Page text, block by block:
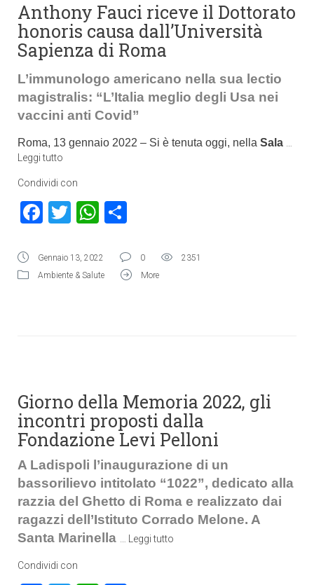
Anthony Fauci riceve il Dottorato
honoris causa dall’Università
Sapienza di Roma
L’immunologo americano nella sua lectio
magistralis: “L’Italia meglio degli Usa nei
vaccini anti Covid”
Roma, 13 gennaio 2022 – Si è tenuta oggi, nella Sala
Leggi tutto
Condividi con
Facebook
TwitterWhatsApp
Gennaio 13, 2022 0
2351
Ambiente & Salute
More
Giorno della Memoria 2022, gli
incontri proposti dalla
Fondazione Levi Pelloni
A Ladispoli l’inaugurazione di un
bassorilievo intitolato “1022”, dedicato alla
razzia del Ghetto di Roma e realizzato dai
ragazzi dell’Istituto Corrado Melone. A
Santa Marinella
Leggi tutto
Condividi con